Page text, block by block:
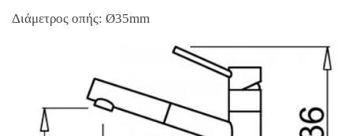
Διάμετρος οπής: Ø35mm